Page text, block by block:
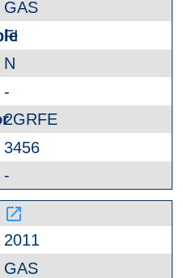
GAS
FI
N
-
2GRFE
3456
-
launch
2011
GAS